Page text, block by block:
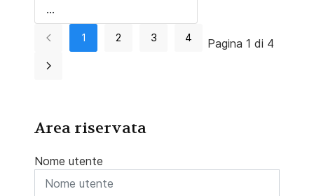
...
Pagina 1 di 4
1 2 3 4
Area riservata
Nome utente